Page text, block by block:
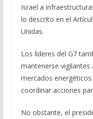
Israel a
lo descrito en el
Unidas.
Los líderes del G7
mantenerse vigilantes
mercados
coordinar acciones
No obstante, el